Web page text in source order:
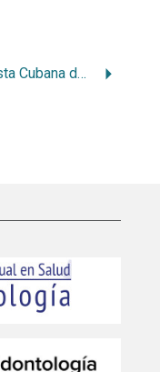
Revista Cubana de Plantas Medicinales